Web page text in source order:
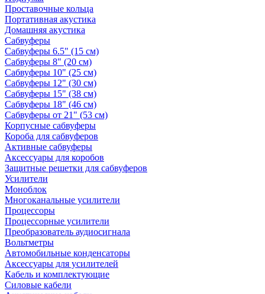
Проставочные кольца
Портативная акустика
Домашняя акустика
Сабвуферы
Сабвуферы 6.5" (15 см)
Сабвуферы 8" (20 см)
Сабвуферы 10" (25 см)
Сабвуферы 12" (30 см)
Сабвуферы 15" (38 см)
Сабвуферы 18" (46 см)
Сабвуферы от 21" (53 см)
Корпусные сабвуферы
Короба для сабвуферов
Активные сабвуферы
Аксессуары для коробов
Защитные решетки для сабвуферов
Усилители
Моноблок
Многоканальные усилители
Процессоры
Процессорные усилители
Преобразователь аудиосигнала
Вольтметры
Автомобильные конденсаторы
Аксессуары для усилителей
Кабель и комплектующие
Силовые кабели